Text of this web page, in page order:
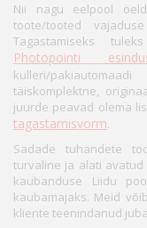
Nii nagu eelpool
toote/tooted
Tagastamiseks
Photopointi
kulleri/
täiskomplektne,
juurde peavad olema
tagastamisvorm.
Sadade tuhandete
turvaline ja alati avatud
kaubanduse Liidu
kaubamajaks. Meid
kliente teenindanud